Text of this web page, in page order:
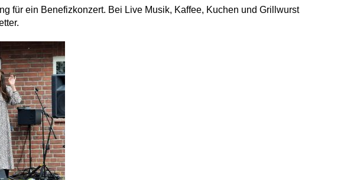
für ein Benefizkonzert. Bei Live Musik, Kaffee, Kuchen und Grillwurst